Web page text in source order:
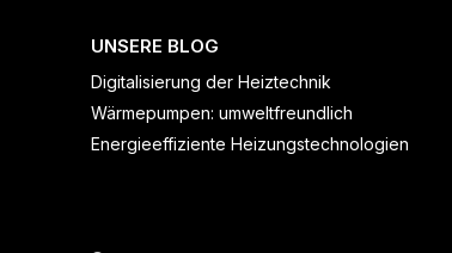
UNSERE BLOG
Digitalisierung der Heiztechnik
Wärmepumpen: umweltfreundlich
Energieeffiziente Heizungstechnologien